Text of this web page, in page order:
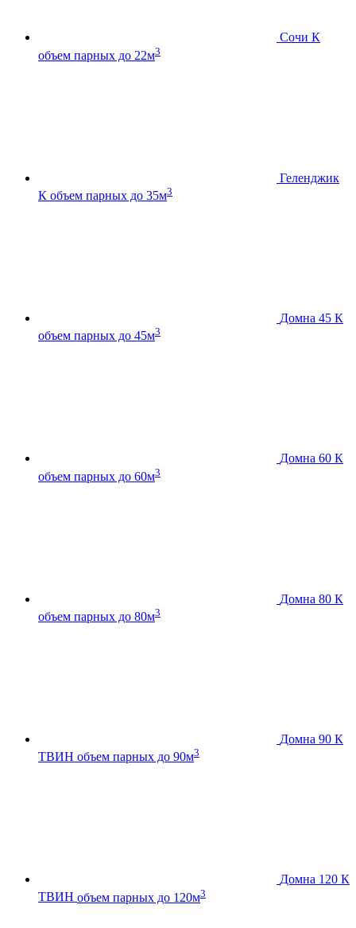
Сочи К
объем парных до 22м3
Геленджик
К объем парных до 35м3
Домна 45 К
объем парных до 45м3
Домна 60 К
объем парных до 60м3
Домна 80 К
объем парных до 80м3
Домна 90 К
ТВИН объем парных до 90м3
Домна 120 К
ТВИН объем парных до 120м3